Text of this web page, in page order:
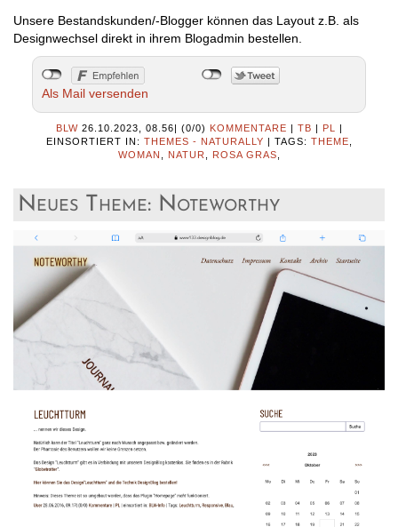
Unsere Bestandskunden/-Blogger können das Layout z.B. als
Designwechsel direkt in ihrem Blogadmin bestellen.
Als Mail versenden
BLW 26.10.2023, 08.56| (0/0) KOMMENTARE | TB | PL
|
EINSORTIERT IN: THEMES - NATURALLY | TAGS: THEME
WOMAN
NATUR ROSA GRAS
Neues Theme: Noteworthy